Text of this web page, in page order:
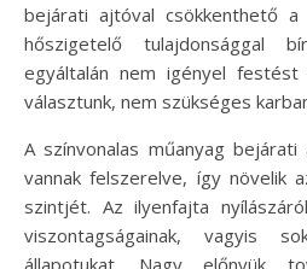
bejárati ajtóval csökkenthető
hőszigetelő tulajdonsággal
egyáltalán nem igényel
választunk, nem szükséges
A színvonalas műanyag
vannak felszerelve, így növelik
szintjét. Az ilyenfajta
viszontagságainak, vagyis
állapotukat. Nagy előnyük